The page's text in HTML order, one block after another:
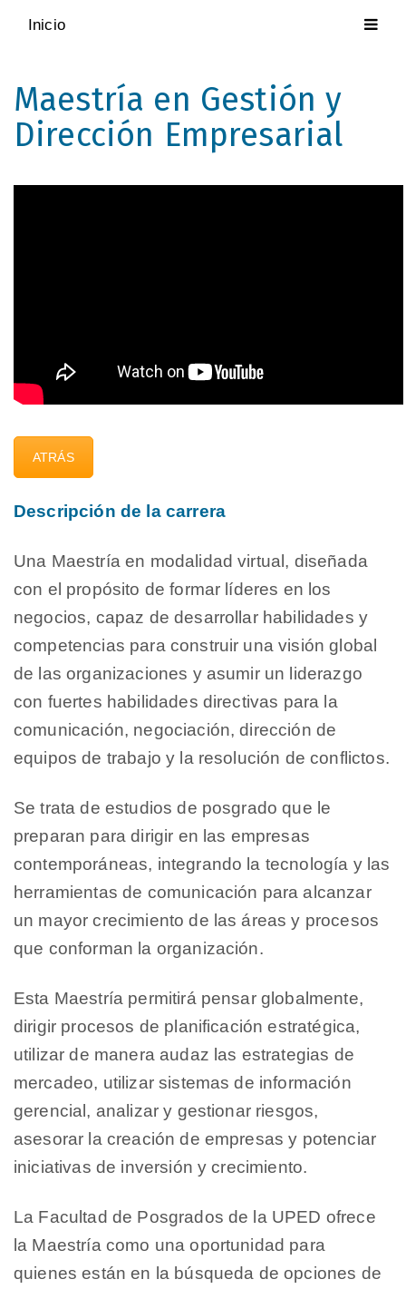
Inicio
Maestría en Gestión y
Dirección Empresarial
ATRÁS
Descripción de la carrera
Una Maestría en modalidad virtual, diseñada
con el propósito de formar líderes en los
negocios, capaz de desarrollar habilidades y
competencias para construir una visión global
de las organizaciones y asumir un liderazgo
con fuertes habilidades directivas para la
comunicación, negociación, dirección de
equipos de trabajo y la resolución de conflictos.
Se trata de estudios de posgrado que le
preparan para dirigir en las empresas
contemporáneas, integrando la tecnología y las
herramientas de comunicación para alcanzar
un mayor crecimiento de las áreas y procesos
que conforman la organización.
Esta Maestría permitirá pensar globalmente,
dirigir procesos de planificación estratégica,
utilizar de manera audaz las estrategias de
mercadeo, utilizar sistemas de información
gerencial, analizar y gestionar riesgos,
asesorar la creación de empresas y potenciar
iniciativas de inversión y crecimiento.
La Facultad de Posgrados de la UPED ofrece
la Maestría como una oportunidad para
quienes están en la búsqueda de opciones de